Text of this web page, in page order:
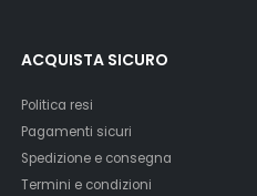
ACQUISTA SICURO
Politica resi
Pagamenti sicuri
Spedizione e consegna
Termini e condizioni